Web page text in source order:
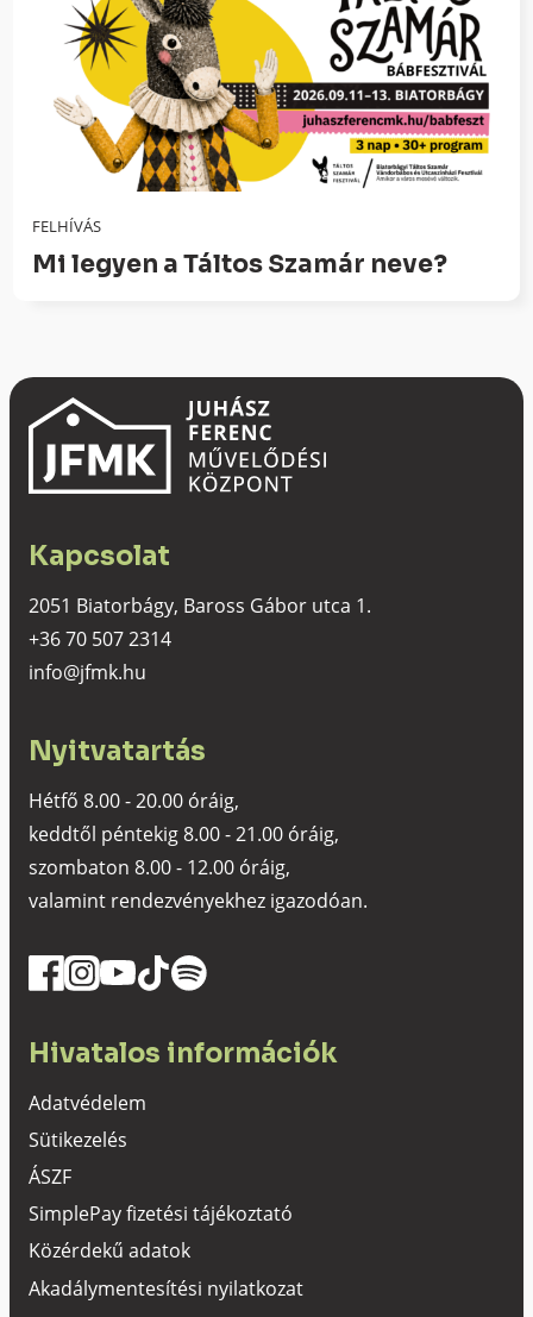
FELHÍVÁS
Mi legyen a Táltos Szamár neve?
Kapcsolat
2051 Biatorbágy, Baross Gábor utca 1.
+36 70 507 2314
info@jfmk.hu
Nyitvatartás
Hétfő 8.00 - 20.00 óráig,
keddtől péntekig 8.00 - 21.00 óráig,
szombaton 8.00 - 12.00 óráig,
valamint rendezvényekhez igazodóan.
Hivatalos információk
Adatvédelem
Sütikezelés
ÁSZF
SimplePay fizetési tájékoztató
Közérdekű adatok
Akadálymentesítési nyilatkozat